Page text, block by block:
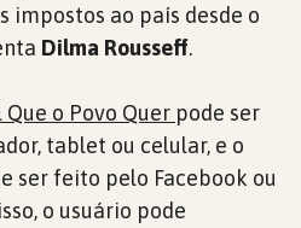
impostos ao país desde o
Dilma Rousseff.
Que o Povo Quer pode ser
tablet ou celular, e o
ser feito pelo Facebook ou
o usuário pode